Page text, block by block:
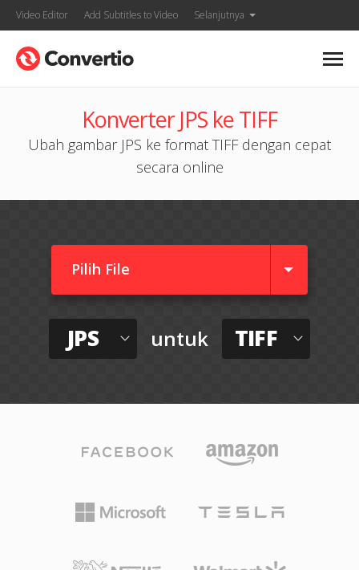
Video Editor Add Subtitles to Video Selanjutnya
Konverter JPS ke TIFF
Ubah gambar JPS ke format TIFF dengan cepat
secara online
Pilih File
JPS untuk TIFF